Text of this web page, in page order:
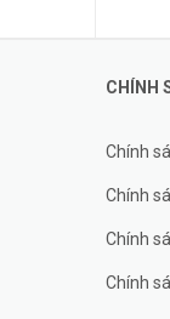
CHÍNH
Chính
Chính
Chính
Chính